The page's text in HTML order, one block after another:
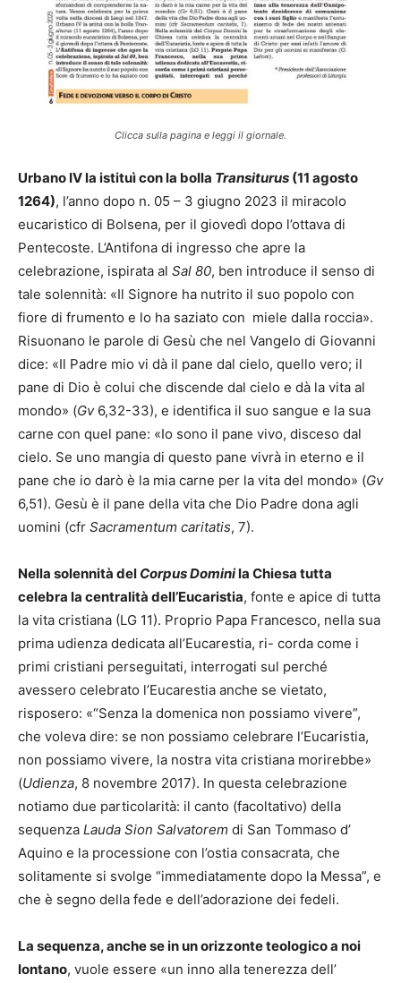
Clicca sulla pagina e leggi il giornale.
Urbano IV la istituì con la bolla Transiturus (11 agosto
1264), l’anno dopo n. 05 – 3 giugno 2023 il miracolo
eucaristico di Bolsena, per il giovedì dopo l’ottava di
Pentecoste. L’Antifona di ingresso che apre la
celebrazione, ispirata al Sal 80, ben introduce il senso di
tale solennità: «Il Signore ha nutrito il suo popolo con
fiore di frumento e lo ha saziato con miele dalla roccia».
Risuonano le parole di Gesù che nel Vangelo di Giovanni
dice: «Il Padre mio vi dà il pane dal cielo, quello vero; il
pane di Dio è colui che discende dal cielo e dà la vita al
mondo» (Gv 6,32-33), e identifica il suo sangue e la sua
carne con quel pane: «Io sono il pane vivo, disceso dal
cielo. Se uno mangia di questo pane vivrà in eterno e il
pane che io darò è la mia carne per la vita del mondo» (Gv
6,51). Gesù è il pane della vita che Dio Padre dona agli
uomini (cfr Sacramentum caritatis, 7).
Nella solennità del Corpus Dominila Chiesa tutta
celebra la centralità dell’Eucaristia, fonte e apice di tutta
la vita cristiana (LG 11). Proprio Papa Francesco, nella sua
prima udienza dedicata all’Eucarestia, ri- corda come i
primi cristiani perseguitati, interrogati sul perché
avessero celebrato l’Eucarestia anche se vietato,
risposero: «“Senza la domenica non possiamo vivere”,
che voleva dire: se non possiamo celebrare l’Eucaristia,
non possiamo vivere, la nostra vita cristiana morirebbe»
(Udienza, 8 novembre 2017). In questa celebrazione
notiamo due particolarità: il canto (facoltativo) della
sequenza Lauda Sion Salvatorem di San Tommaso d’
Aquino e la processione con l’ostia consacrata, che
solitamente si svolge “immediatamente dopo la Messa”, e
che è segno della fede e dell’adorazione dei fedeli.
La sequenza, anche se in un orizzonte teologico a noi
lontano, vuole essere «un inno alla tenerezza dell’